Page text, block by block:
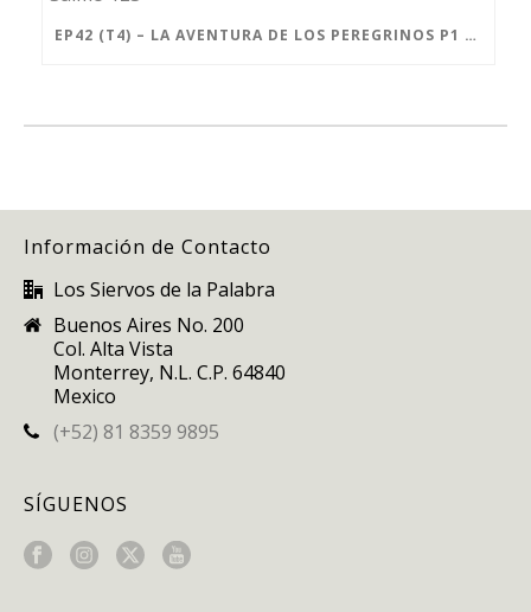
EP42 (T4) – LA AVENTURA DE LOS PEREGRINOS P1 “SALMO 123”
Información de Contacto
Los Siervos de la Palabra
Buenos Aires No. 200
Col. Alta Vista
Monterrey, N.L. C.P. 64840
Mexico
(+52) 81 8359 9895
SÍGUENOS